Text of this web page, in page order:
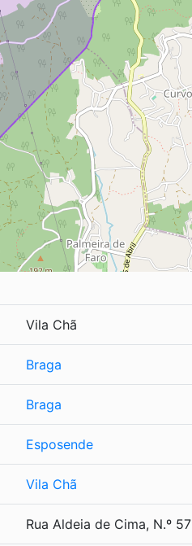
Vila Chã
Braga
Braga
Esposende
Vila Chã
Rua Aldeia de Cima, N.º 57